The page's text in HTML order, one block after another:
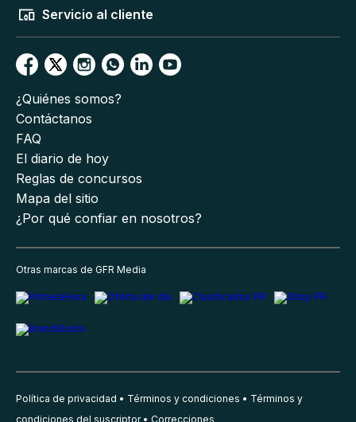
Servicio al cliente
¿Quiénes somos?
Contáctanos
FAQ
El diario de hoy
Reglas de concursos
Mapa del sitio
¿Por qué confiar en nosotros?
Otras marcas de GFR Media
Política de privacidad Términos y condiciones
Términos y
condiciones del suscriptor
Correcciones